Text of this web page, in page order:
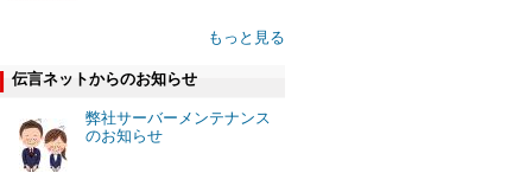
もっと見る
伝言ネットからのお知らせ
弊社サーバーメンテナンス
のお知らせ